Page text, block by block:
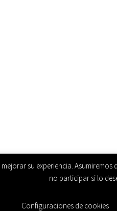
su experiencia.
no participar si lo
Configuraciones de cookies